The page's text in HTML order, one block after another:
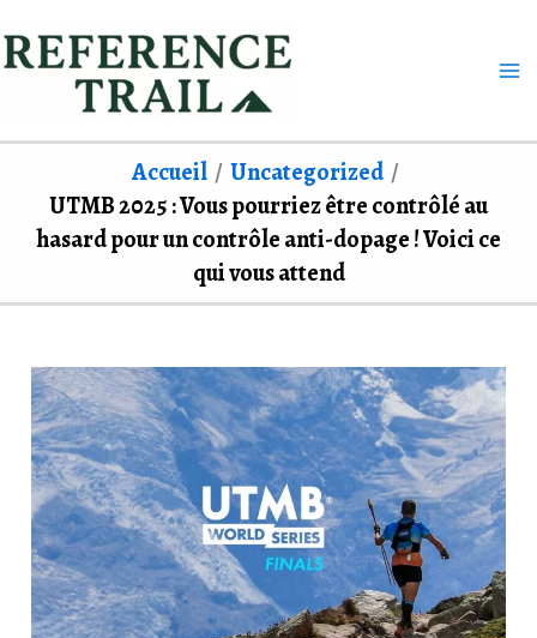
au
Accueil
Uncategorized
UTMB 2025 : Vous pourriez être contrôlé au
hasard pour un contrôle anti-dopage ! Voici ce
qui vous attend